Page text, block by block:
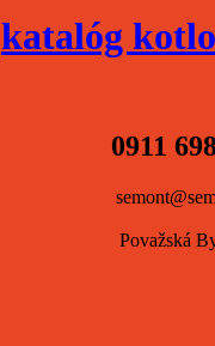
katalóg
0911
Považská